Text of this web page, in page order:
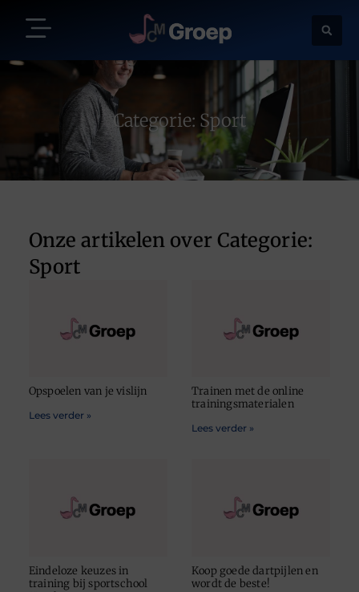
Categorie: Sport
Onze artikelen over Categorie:
Sport
Opspoelen van je vislijn
Lees verder »
Trainen met de online
trainingsmaterialen
Lees verder »
Eindeloze keuzes in
training bij sportschool
Koop goede dartpijlen en
wordt de beste!